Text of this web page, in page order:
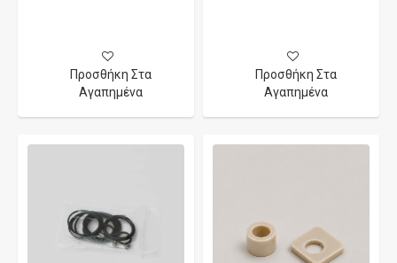
Προσθήκη Στα
Αγαπημένα
Προσθήκη Στα
Αγαπημένα